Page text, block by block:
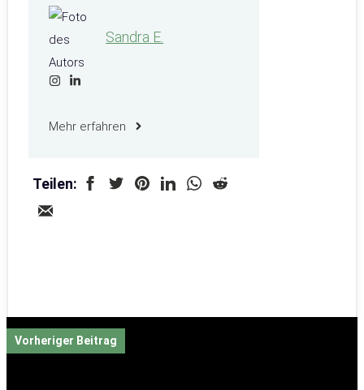
Sandra E.
Mehr erfahren
Teilen:
Vorheriger Beitrag